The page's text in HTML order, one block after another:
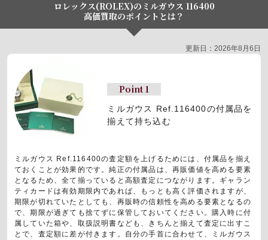
ロレックス(ROLEX)のミルガウス 116400
高価買取のポイントとは？
更新日：2026年8月6日
Point 1
ミルガウス Ref.116400の付属品を
揃えて持ち込む
ミルガウス Ref.116400の査定額を上げるためには、付属品を揃え
ておくことが効果的です。純正の付属品は、再販価値を高める要素
となるため、全て揃っていると高額査定につながります。ギャラン
ティカードは有効期限内であれば、もっとも高く評価されますが、
期限が切れていたとしても、再販時の信頼性を高める要素となるの
で、期限が過ぎても捨てずに保管しておいてください。購入時に付
属していた箱や、取扱説明書なども、きちんと揃えて査定に出すこ
とで、査定額に差が付きます。自分の手首に合わせて、ミルガウス